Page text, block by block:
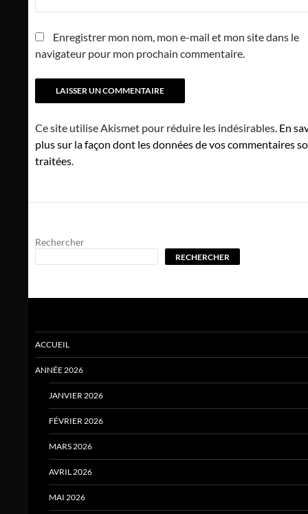
Enregistrer mon nom, mon e-mail et mon site dans le
navigateur pour mon prochain commentaire.
Ce site utilise Akismet pour réduire les indésirables. En
plus sur la façon dont les données de vos commentaires
traitées.
Rechercher
RECHERCHER
ACCUEIL
ANNÉE 2026
JANVIER 2026
FÉVRIER 2026
MARS 2026
AVRIL 2026
MAI 2026